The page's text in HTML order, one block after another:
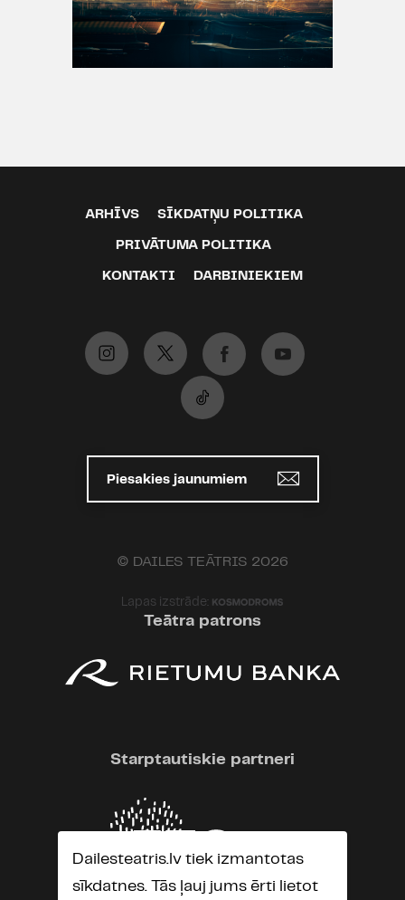
ARHĪVS SĪKDATŅU POLITIKA
PRIVĀTUMA POLITIKA
KONTAKTI DARBINIEKIEM
Piesakies jaunumiem
© DAILES TEĀTRIS 2026
Lapas izstrāde:
Teātra patrons
Starptautiskie partneri
Dailesteatris.lv tiek izmantotas
sīkdatnes. Tās ļauj jums ērti lietot